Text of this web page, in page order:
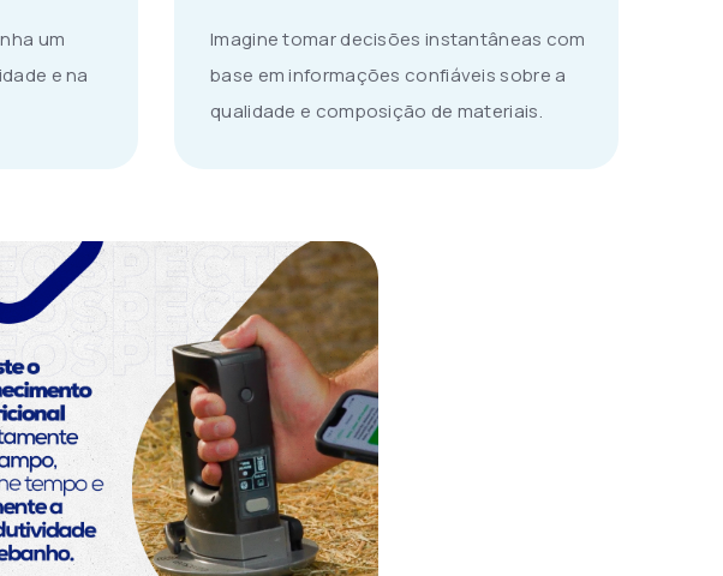
um
e na
Imagine tomar decisões instantâneas com
base em informações confiáveis sobre a
qualidade e composição de materiais.